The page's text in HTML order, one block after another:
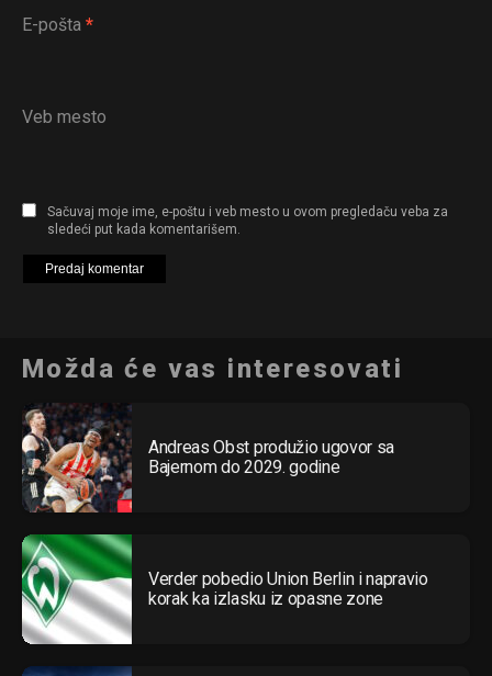
E-pošta *
Veb mesto
Sačuvaj moje ime, e-poštu i veb mesto u ovom pregledaču veba za
sledeći put kada komentarišem.
Možda će vas interesovati
Andreas Obst produžio ugovor sa
Bajernom do 2029. godine
Verder pobedio Union Berlin i napravio
korak ka izlasku iz opasne zone